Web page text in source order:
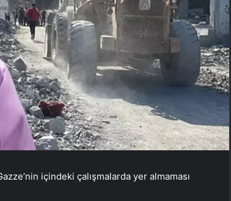
içindeki çalışmalarda yer almaması